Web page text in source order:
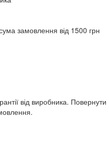
замовлення від 1500 грн
від виробника. Повернути